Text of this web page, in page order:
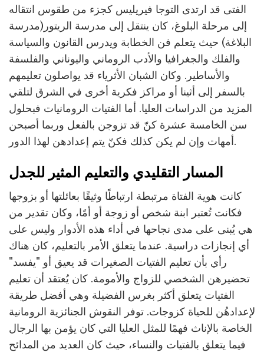
الفتى قد ارتدى التوجا فيريليس كجزء من طقوس انتقاله
إلى مرحلة البلوغ، كان ينتقل إلى مدرسة الريتور(مدرسة
البلاغة) حيث يتعلم فن الخطابة ويدرس القانون والسياسة
والفلك والجغرافيا والأدب الروماني واليوناني والفلسفة
والأساطير. وكان الشبان الأثرياء قد يواصلون تعليمهم
بالسفر إلى أثينا أو مراكز فكرية أخرى في الشرق لتلقي
المزيد من الدراسات العليا. أما الفتيات الرومانيات فبحلول
سن الخامسة عشرة كنّ قد تزوجن بالفعل وربما أصبحن
أمهات وإن لم يكن كذلك فكنّ يتم إعدادهن لهذا الدور.
المسار التقليدي والتعليم المثير للجدل
كانت هوية الفتاة مرتبطة ارتباطًا وثيقًا بعائلتها أو بزوجها
فكانت تُعتبر ابنة شخص أو زوجة أو أمًا، وكان تقدير من
هي يُبنى على مدى نجاحها في أداء هذه الأدوار وليس على
أي إنجازات دراسية. عندما يتعلق الأمر بالتعليم، كان هناك
رأي بأن تعليم الفتيات الصغيرات قد يعيق أو "يفسد"
تحضيرهن الشخصي للزواج والأمومة. كان يُعتقد أن تعليم
الفتيات يتعلق أكثر بغرس الفضيلة وهي أفضل طريقة
لإعدادهُن للحياة كزوجات. توفر النقوش الجنائزية الرومانية
الخاصة بالإناث فهمًا للمثل العليا التي كان يؤمن بها الرجال
فيما يتعلق بالفتيات والنساء، حيث كان العديد من المدائح